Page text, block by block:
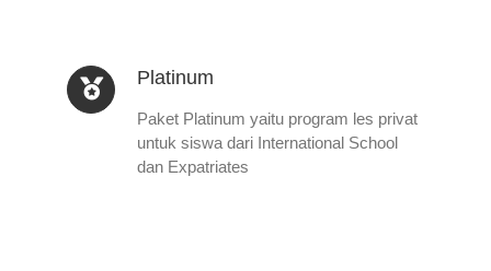
Platinum
Paket Platinum yaitu program les privat
untuk siswa dari International School
dan Expatriates